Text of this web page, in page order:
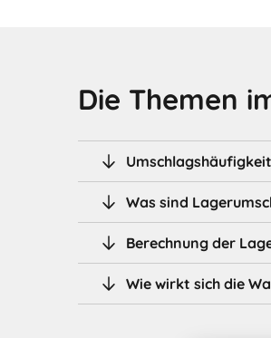
Die Themen
Was sind
Berechnung der
Wie wirkt sich die